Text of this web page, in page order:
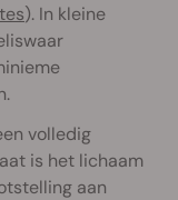
). In kleine
volledig
is het lichaam
aan